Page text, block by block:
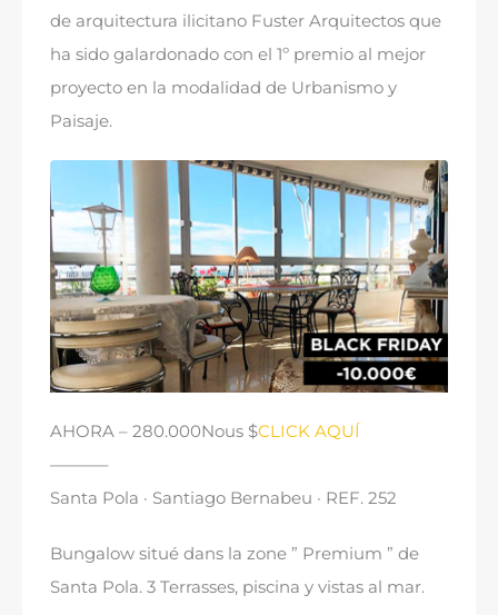
de arquitectura ilicitano Fuster Arquitectos que
ha sido galardonado con el 1º premio al mejor
proyecto en la modalidad de Urbanismo y
Paisaje.
AHORA – 280.000Nous $CLICK AQUÍ
———–
Santa Pola · Santiago Bernabeu · REF. 252
Bungalow situé dans la zone ” Premium ” de
Santa Pola. 3 Terrasses, piscina y vistas al mar.